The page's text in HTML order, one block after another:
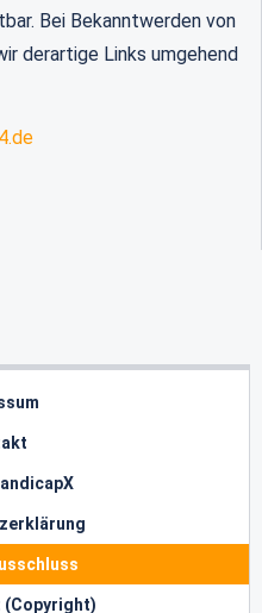
Bei Bekanntwerden von
derartige Links umgehend
(Copyright)